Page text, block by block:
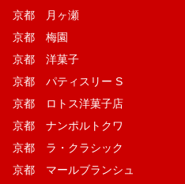
京都 月ヶ瀬
京都 梅園
京都 洋菓子
京都 パティスリー S
京都 ロトス洋菓子店
京都 ナンポルトクワ
京都 ラ・クラシック
京都 マールブランシュ